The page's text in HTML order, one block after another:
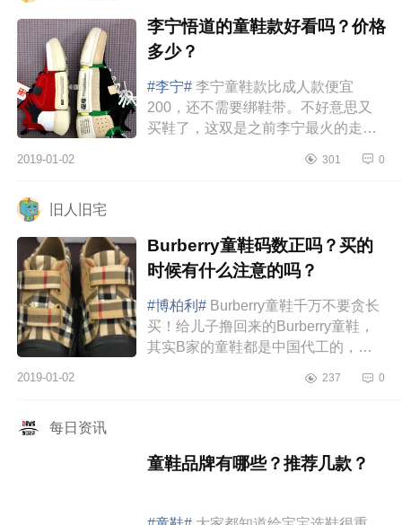
李宁悟道的童鞋款好看吗？价格
多少？
#李宁# 李宁童鞋款比成人款便宜
200，还不需要绑鞋带。不好意思又
买鞋了，这双是之前李宁最火的走秀
问黄牛买的，现在官网定期会出货，
2019-01-02 301 0
旧人旧宅
Burberry童鞋码数正吗？买的
时候有什么注意的吗？
#博柏利# Burberry童鞋千万不要贪长
买！给儿子撸回来的Burberry童鞋，
其实B家的童鞋都是中国代工的，所
中，比一般运动鞋稍微要有分量一
2019-01-02 237 0
每日资讯
童鞋品牌有哪些？推荐几款？